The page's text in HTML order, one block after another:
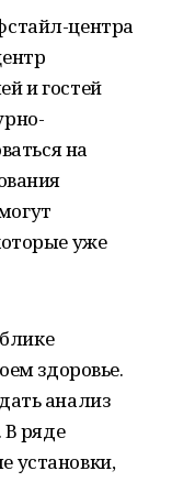
центра
и гостей
на
уже
здоровье.
анализ
В ряде
установки,